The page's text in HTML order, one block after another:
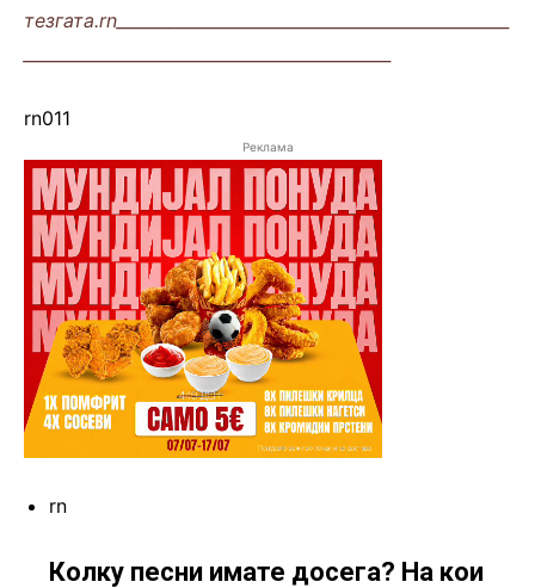
тезгата.rn_______________________________________________
rn011
Реклама
rn
Колку песни имате досега? На кои